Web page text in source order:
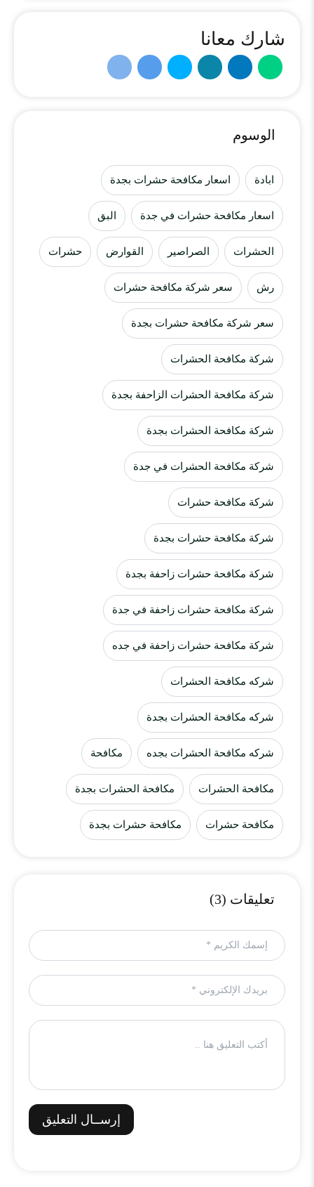
شارك معانا
الوسوم
ابادة اسعار مكافحة حشرات بجدة
اسعار مكافحة حشرات في جدة البق
الحشرات الصراصير القوارض حشرات
رش سعر شركة مكافحة حشرات
سعر شركة مكافحة حشرات بجدة
شركة مكافحة الحشرات
شركة مكافحة الحشرات الزاحفة بجدة
شركة مكافحة الحشرات بجدة
شركة مكافحة الحشرات في جدة
شركة مكافحة حشرات
شركة مكافحة حشرات بجدة
شركة مكافحة حشرات زاحفة بجدة
شركة مكافحة حشرات زاحفة في جدة
شركة مكافحة حشرات زاحفة في جده
شركه مكافحة الحشرات
شركه مكافحة الحشرات بجدة
شركه مكافحة الحشرات بجده مكافحة
مكافحة الحشرات مكافحة الحشرات بجدة
مكافحة حشرات مكافحة حشرات بجدة
تعليقات (3)
إرســال التعليق